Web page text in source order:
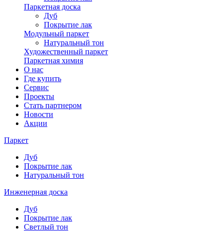
Паркетная доска
Дуб
Покрытие лак
Модульный паркет
Натуральный тон
Художественный паркет
Паркетная химия
О нас
Где купить
Сервис
Проекты
Стать партнером
Новости
Акции
Паркет
Дуб
Покрытие лак
Натуральный тон
Инженерная доска
Дуб
Покрытие лак
Светлый тон